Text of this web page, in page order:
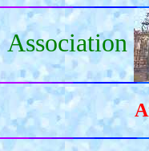
Association